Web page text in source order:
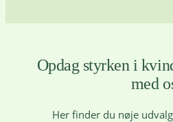
Opdag styrken i
med
Her finder du nøje